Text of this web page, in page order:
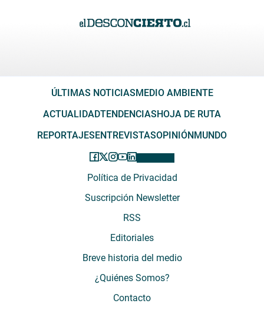
ÚLTIMAS NOTICIASMEDIO AMBIENTE
ACTUALIDADTENDENCIASHOJA DE RUTA
REPORTAJESENTREVISTASOPINIÓNMUNDO
Política de Privacidad
Suscripción Newsletter
RSS
Editoriales
Breve historia del medio
¿Quiénes Somos?
Contacto